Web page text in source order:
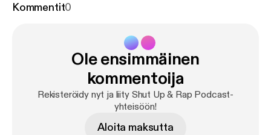
Kommentit0
Ole ensimmäinen
kommentoija
Rekisteröidy nyt ja liity Shut Up & Rap Podcast-
yhteisöön!
Aloita maksutta